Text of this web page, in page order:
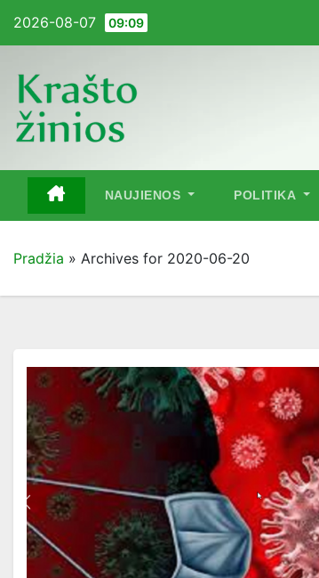
2026-08-07 09:09
NAUJIENOS POLITIKA
Pradžia » Archives for 2020-06-20